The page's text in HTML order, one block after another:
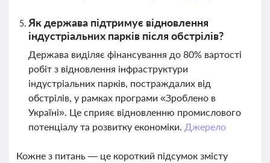
Як держава підтримує відновлення
індустріальних парків після обстрілів?
Держава виділяє фінансування до 80% вартості
робіт з відновлення інфраструктури
індустріальних парків, постраждалих від
обстрілів, у рамках програми «Зроблено в
Україні». Це сприяє відновленню промислового
потенціалу та розвитку економіки. Джерело
Кожне з питань — це короткий підсумок змісту